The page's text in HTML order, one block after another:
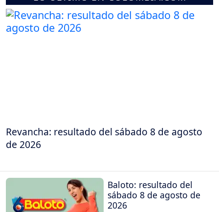
Revancha: resultado del sábado 8 de agosto
de 2026
Baloto: resultado del
sábado 8 de agosto de
2026